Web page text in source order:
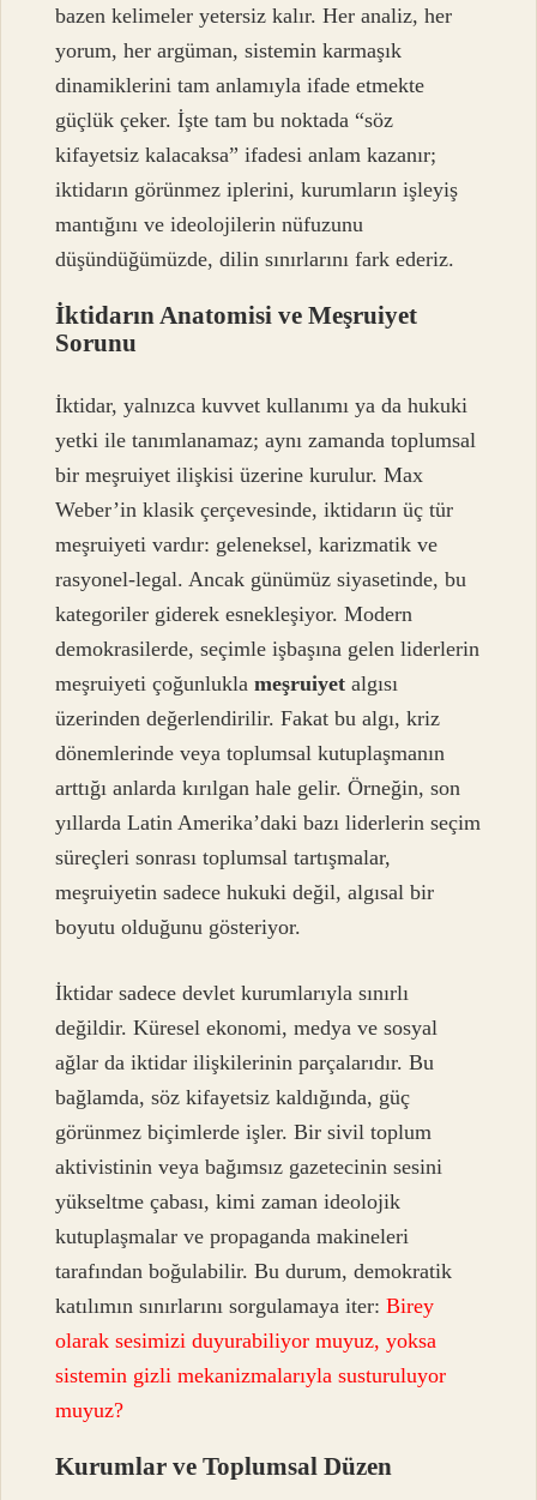
bazen kelimeler yetersiz kalır. Her analiz, her
yorum, her argüman, sistemin karmaşık
dinamiklerini tam anlamıyla ifade etmekte
güçlük çeker. İşte tam bu noktada “söz
kifayetsiz kalacaksa” ifadesi anlam kazanır;
iktidarın görünmez iplerini, kurumların işleyiş
mantığını ve ideolojilerin nüfuzunu
düşündüğümüzde, dilin sınırlarını fark ederiz.
İktidarın Anatomisi ve Meşruiyet
Sorunu
İktidar, yalnızca kuvvet kullanımı ya da hukuki
yetki ile tanımlanamaz; aynı zamanda toplumsal
bir meşruiyet ilişkisi üzerine kurulur. Max
Weber’in klasik çerçevesinde, iktidarın üç tür
meşruiyeti vardır: geleneksel, karizmatik ve
rasyonel-legal. Ancak günümüz siyasetinde, bu
kategoriler giderek esnekleşiyor. Modern
demokrasilerde, seçimle işbaşına gelen liderlerin
meşruiyeti çoğunluklameşruiyet algısı
üzerinden değerlendirilir. Fakat bu algı, kriz
dönemlerinde veya toplumsal kutuplaşmanın
arttığı anlarda kırılgan hale gelir. Örneğin, son
yıllarda Latin Amerika’daki bazı liderlerin seçim
süreçleri sonrası toplumsal tartışmalar,
meşruiyetin sadece hukuki değil, algısal bir
boyutu olduğunu gösteriyor.
İktidar sadece devlet kurumlarıyla sınırlı
değildir. Küresel ekonomi, medya ve sosyal
ağlar da iktidar ilişkilerinin parçalarıdır. Bu
bağlamda, söz kifayetsiz kaldığında, güç
görünmez biçimlerde işler. Bir sivil toplum
aktivistinin veya bağımsız gazetecinin sesini
yükseltme çabası, kimi zaman ideolojik
kutuplaşmalar ve propaganda makineleri
tarafından boğulabilir. Bu durum, demokratik
katılımın sınırlarını sorgulamaya iter:Birey
olarak sesimizi duyurabiliyor muyuz, yoksa
sistemin gizli mekanizmalarıyla susturuluyor
muyuz?
Kurumlar ve Toplumsal Düzen